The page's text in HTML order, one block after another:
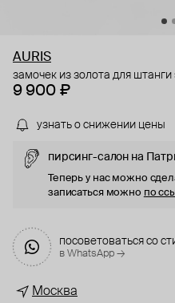
AURIS
замочек из золота для штанги
9 900 ₽
узнать о снижении цены
пирсинг-салон на
Теперь у нас можно
записаться можно по
посоветоваться со
в WhatsApp →
Москва